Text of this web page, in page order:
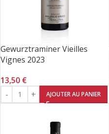
Gewurztraminer Vieilles
Vignes 2023
13,50 €
AJOUTER AU PANIER